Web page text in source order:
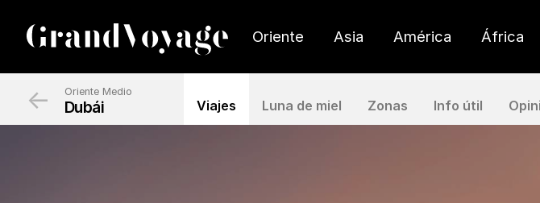
Oriente Asia América África
Oriente Medio
Dubái Viajes Luna de miel Zonas Info útil
←